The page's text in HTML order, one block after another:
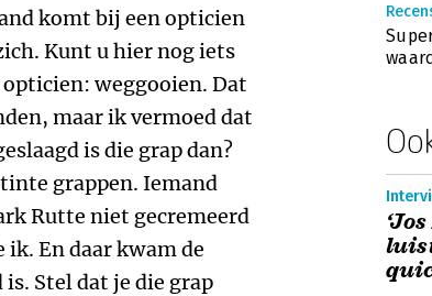
komt bij een opticien
Kunt u hier nog iets
opticien: weggooien. Dat
maar ik vermoed dat
is die grap dan?
grappen. Iemand
Rutte niet gecremeerd
En daar kwam de
Stel dat je die grap